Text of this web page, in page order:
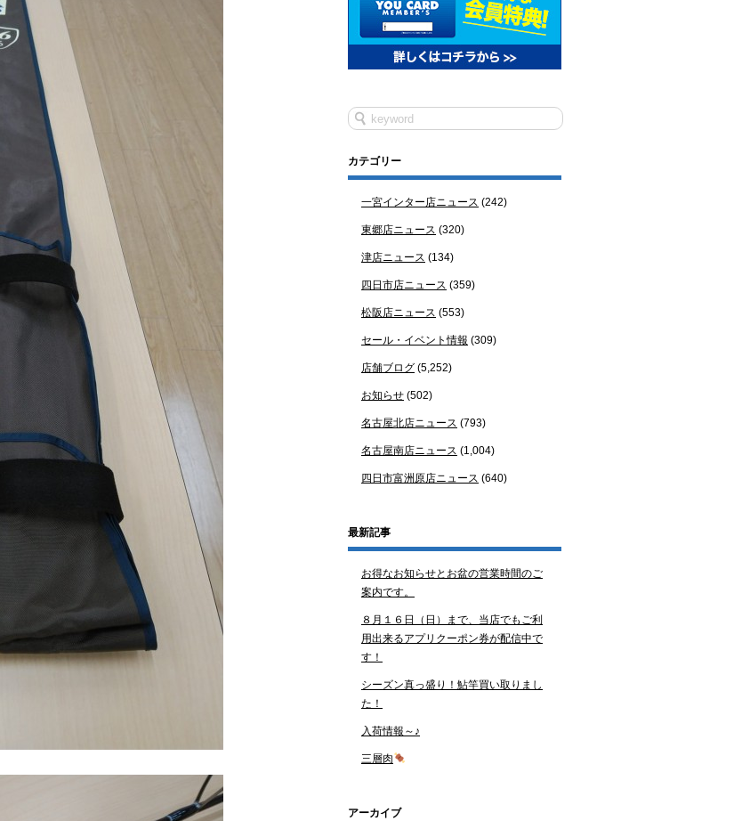
カテゴリー
一宮インター店ニュース (242)
東郷店ニュース (320)
津店ニュース (134)
四日市店ニュース (359)
松阪店ニュース (553)
セール・イベント情報 (309)
店舗ブログ (5,252)
お知らせ (502)
名古屋北店ニュース (793)
名古屋南店ニュース (1,004)
四日市富洲原店ニュース (640)
最新記事
お得なお知らせとお盆の営業時間のご
案内です。
８月１６日（日）まで、当店でもご利
用出来るアプリクーポン券が配信中で
す！
シーズン真っ盛り！鮎竿買い取りまし
た！
入荷情報～♪
三層肉
アーカイブ